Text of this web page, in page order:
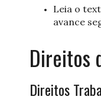
Leia o
avance
Direitos
Direitos